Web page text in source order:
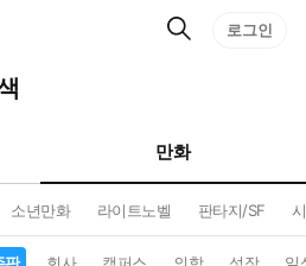
검
로그인
만화
소년만화 라이트노벨 판타지/SF